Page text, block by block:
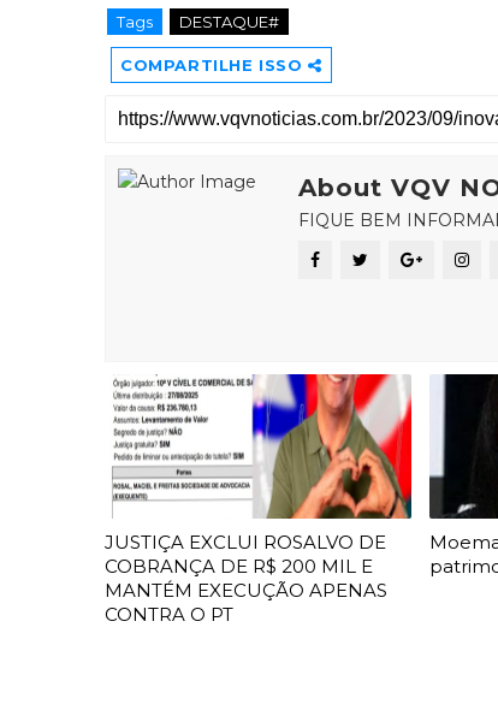
Tags DESTAQUE#
COMPARTILHE ISSO
About VQV
FIQUE BEM
JUSTIÇA EXCLUI ROSALVO DE
COBRANÇA DE R$ 200 MIL E
MANTÉM EXECUÇÃO APENAS
CONTRA O PT